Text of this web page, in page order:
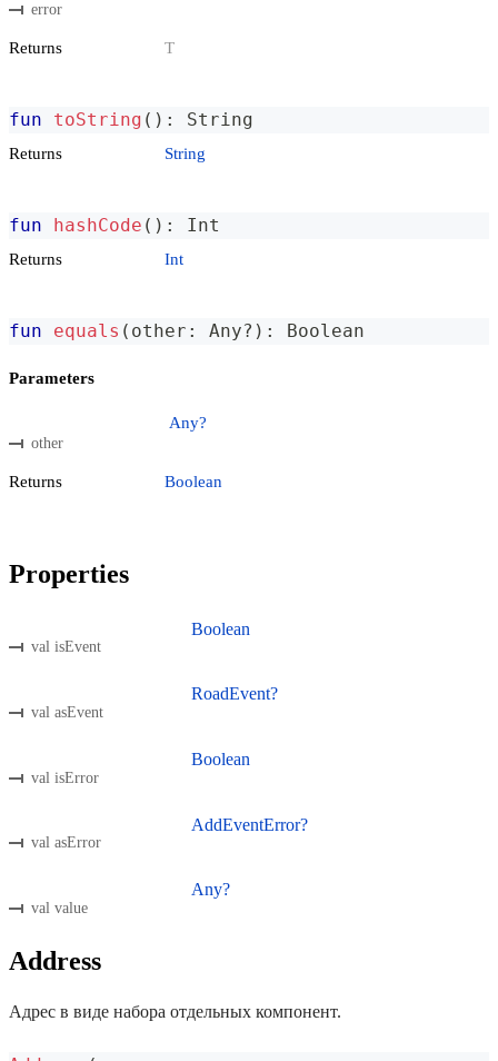
error
Returns T
fun toString ( ) : String
Returns String
fun hashCode ( ) : Int
Returns Int
fun equals ( other : Any? ) : Boolean
Parameters
other
Any?
Returns Boolean
Properties
val isEvent
Boolean
val asEvent
RoadEvent?
val isError
Boolean
val asError
AddEventError?
val value
Any?
Address
Адрес в виде набора отдельных компонент.